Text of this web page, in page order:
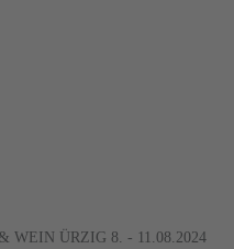
WEIN ÜRZIG 8. - 11.08.2024